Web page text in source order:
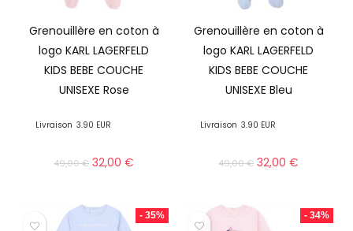
Grenouillère en coton à
logo KARL LAGERFELD
KIDS BEBE COUCHE
UNISEXE Rose
Livraison 3.90 EUR
49,00€ 32,00€
Grenouillère en coton à
logo KARL LAGERFELD
KIDS BEBE COUCHE
UNISEXE Bleu
Livraison 3.90 EUR
49,00€ 32,00€
- 35% - 34%